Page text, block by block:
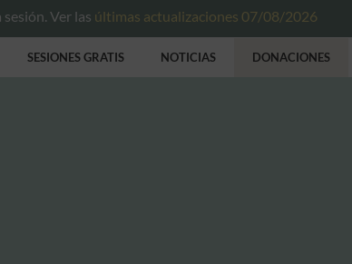
Ver las últimas actualizaciones 07/08/2026
SESIONES GRATIS NOTICIAS DONACIONES